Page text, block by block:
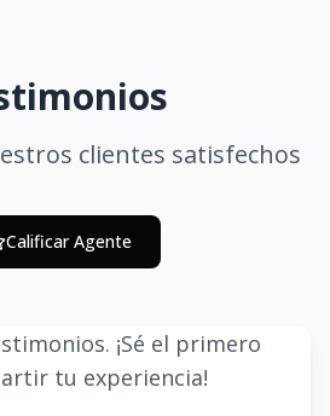
clientes satisfechos
Calificar Agente
¡Sé el primero
tu experiencia!